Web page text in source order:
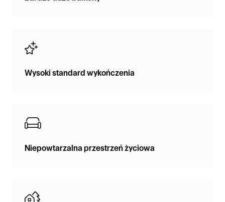
Wysoki standard wykończenia
Niepowtarzalna przestrzeń życiowa